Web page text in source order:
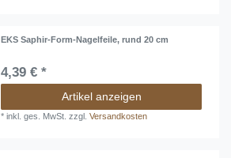
EKS Saphir-Form-Nagelfeile, rund 20 cm
4,39 € *
Artikel anzeigen
*inkl. ges. MwSt. zzgl.Versandkosten